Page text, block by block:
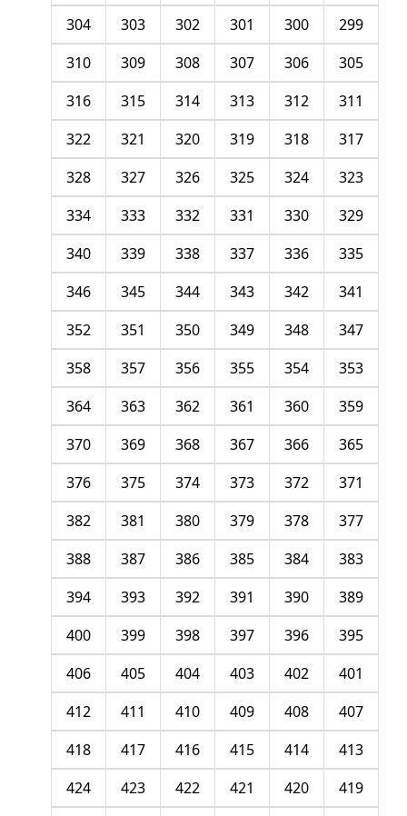
299
300
301
302
303
304
305
306
307
308
309
310
311
312
313
314
315
316
317
318
319
320
321
322
323
324
325
326
327
328
329
330
331
332
333
334
335
336
337
338
339
340
341
342
343
344
345
346
347
348
349
350
351
352
353
354
355
356
357
358
359
360
361
362
363
364
365
366
367
368
369
370
371
372
373
374
375
376
377
378
379
380
381
382
383
384
385
386
387
388
389
390
391
392
393
394
395
396
397
398
399
400
401
402
403
404
405
406
407
408
409
410
411
412
413
414
415
416
417
418
419
420
421
422
423
424